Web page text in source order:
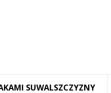
SUWALSZCZYZNY